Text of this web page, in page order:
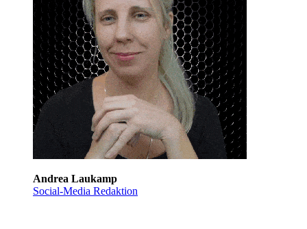
Andrea Laukamp
Social-Media Redaktion